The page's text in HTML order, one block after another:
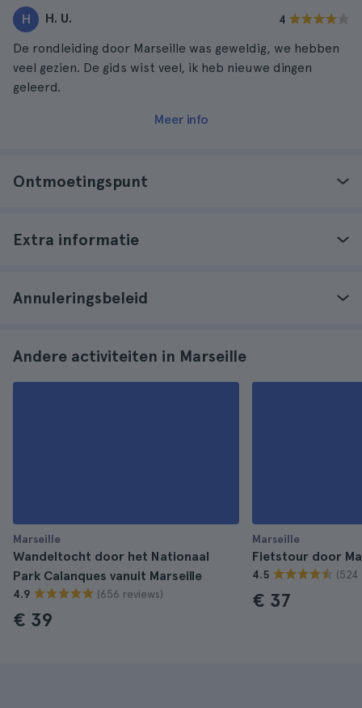
H H. U. 4
De rondleiding door Marseille was geweldig, we hebben
veel gezien. De gids wist veel, ik heb nieuwe dingen
geleerd.
Meer info
Ontmoetingspunt
Extra informatie
Annuleringsbeleid
Andere activiteiten in Marseille
Marseille
Wandeltocht door het Nationaal
Park Calanques vanuit Marseille
4.9 (656 reviews)
€ 39
Marseille
Fietstour door
4.5 (524
€ 37